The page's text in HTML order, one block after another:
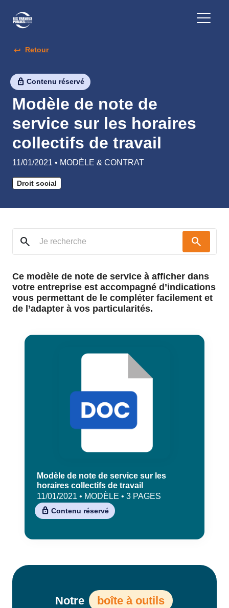
Retour
Contenu réservé
Modèle de note de
service sur les horaires
collectifs de travail
11/01/2021 • MODÈLE & CONTRAT
Droit social
search search
Ce modèle de note de service à afficher dans
votre entreprise est accompagné d’indications
vous permettant de le compléter facilement et
de l’adapter à vos particularités.
Modèle de note de service sur les
horaires collectifs de travail
11/01/2021 • MODÈLE • 3 PAGES
Contenu réservé
Notre boîte à outils